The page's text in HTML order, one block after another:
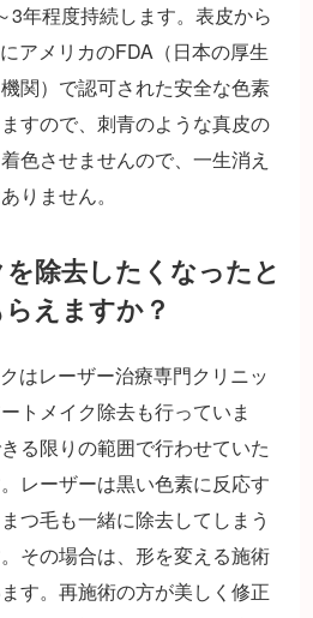
3年程度持続します。表皮から
アメリカのFDA（日本の厚生
関）で認可された安全な色素
すので、刺青のような真皮の
色させませんので、一生消え
りません。
除去したくなったと
えますか？
はレーザー治療専門クリニッ
トメイク除去も行っていま
る限りの範囲で行わせていた
レーザーは黒い色素に反応す
つ毛も一緒に除去してしまう
その場合は、形を変える施術
す。再施術の方が美しく修正